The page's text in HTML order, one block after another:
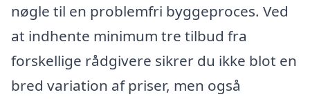
nøgle til en problemfri byggeproces. Ved
at indhente minimum tre tilbud fra
forskellige rådgivere sikrer du ikke blot en
bred variation af priser, men også